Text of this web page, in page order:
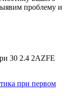
проблему и